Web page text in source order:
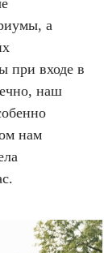
а
при входе в
наш
нам